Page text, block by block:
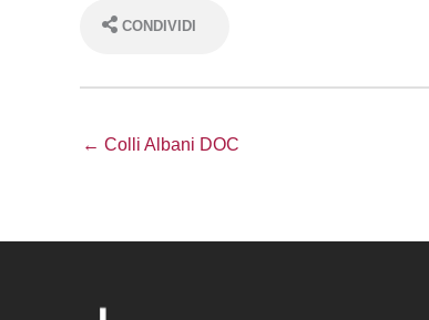
CONDIVIDI
← Colli Albani DOC